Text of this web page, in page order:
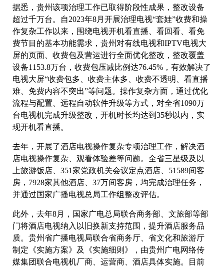
据悉，贵州该项治理工作已取得阶段性成果，整改设备
超过千万台。自2023年8月开展治理电视“套娃”收费和操
作复杂工作以来，围绕电视开机看直播、看回看、看免
费节目的基本功能需求，贵州对有线电视和IPTV电视大
屏的页面、收费包及营运进行全面优化整改，整改覆盖
设备1153.8万台，收费包压减比例达76.45%，有效解决了
电视大屏“收费包多、收费主体多、收费不透明、看直播
难、免费内容不突出”等问题。操作复杂方面，通过优化
流程与配置、远程自动软件升级等方式，对全省1090万
台电视机完成升级整改，开机时长均达到35秒以内，实
现开机看直播。
去年，开展了酒店电视操作复杂专项治理工作，解决酒
店电视操作复杂、观看体验差等问题。全省三星级及以
上旅游饭店、351家党政机关会议定点酒店、51589间客
房，7928家其他酒店、37万间客房，均完成治理任务，
并通过国家广播电视总局工作组整改评估。
此外，去年8月，国家广电总局联合商务部、文旅部等部
门将酒店电视纳入以旧换新支持范围，提升酒店服务品
质。贵州省广播电视局联合省商务厅、省文化和旅游厅
制定《实施方案》及《实施细则》，由贵州广电网络传
媒集团联合电视机厂商、运营商、酒店具体实施。目前